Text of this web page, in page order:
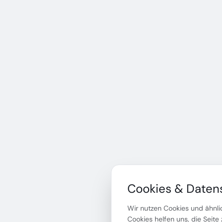
Cookies &
Wir nutzen Cookies und
Cookies helfen uns, die